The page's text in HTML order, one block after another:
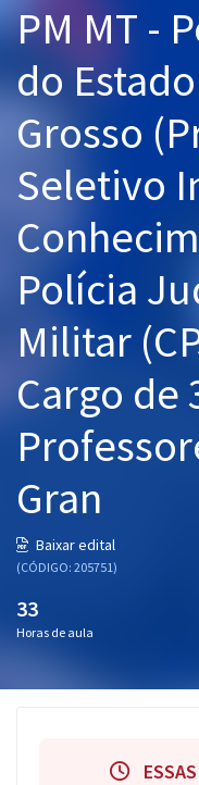
Cursos 20% OFF
Pós
Graduação
OAB
Mentorias
Questões grátis
Conteúdo gratuito
Aprovados
PM MT -
do
Grosso
Seletivo
Polícia
Militar
Cargo de
Gran
Baixar edital
(CÓDIGO: 205751)
33
Horas de aula